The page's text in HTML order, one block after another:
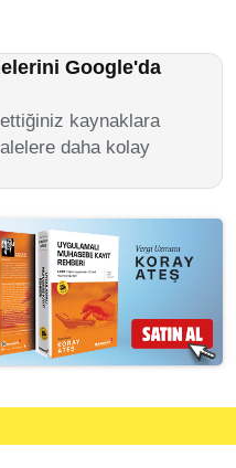
Google'da
kaynaklara
daha kolay